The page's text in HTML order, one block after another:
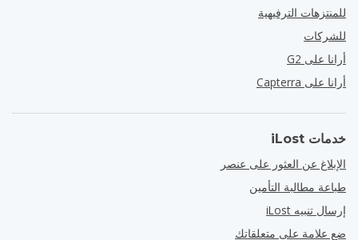
للمنتزهات الترفيهية
للشركات
أرانا على G2
أرانا على Capterra
خدمات iLost
الإبلاغ عن العثور على عنصر
طباعة مطالبة التأمين
إرسال تنبيه iLost
ضع علامة على متعلقاتك